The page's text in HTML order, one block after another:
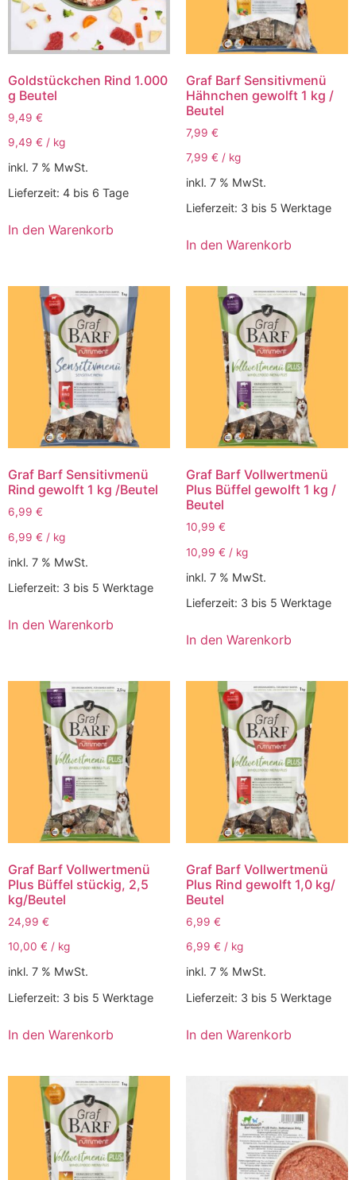
Goldstückchen Rind 1.000
g Beutel
9,49 €
9,49 € / kg
inkl. 7 % MwSt.
Lieferzeit: 4 bis 6 Tage
In den Warenkorb
Graf Barf Sensitivmenü
Hähnchen gewolft 1 kg /
Beutel
7,99 €
7,99 € / kg
inkl. 7 % MwSt.
Lieferzeit: 3 bis 5 Werktage
In den Warenkorb
Graf Barf Sensitivmenü
Rind gewolft 1 kg /Beutel
6,99 €
6,99 € / kg
inkl. 7 % MwSt.
Lieferzeit: 3 bis 5 Werktage
In den Warenkorb
Graf Barf Vollwertmenü
Plus Büffel gewolft 1 kg /
Beutel
10,99 €
10,99 € / kg
inkl. 7 % MwSt.
Lieferzeit: 3 bis 5 Werktage
In den Warenkorb
Graf Barf Vollwertmenü
Plus Büffel stückig, 2,5
kg/Beutel
24,99 €
10,00 € / kg
inkl. 7 % MwSt.
Lieferzeit: 3 bis 5 Werktage
In den Warenkorb
Graf Barf Vollwertmenü
Plus Rind gewolft 1,0 kg/
Beutel
6,99 €
6,99 € / kg
inkl. 7 % MwSt.
Lieferzeit: 3 bis 5 Werktage
In den Warenkorb